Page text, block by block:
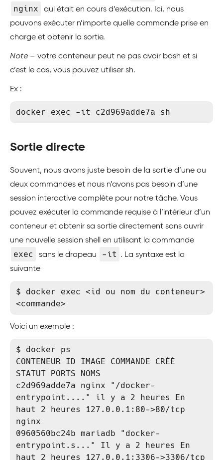
nginx
qui était en cours d’exécution. Ici, nous
pouvons exécuter n’importe quelle commande prise en
charge et obtenir la sortie.
Note– votre conteneur peut ne pas avoir bash et si
c’est le cas, vous pouvez utiliser sh.
Ex :
docker exec -it c2d969adde7a sh
Sortie directe
Souvent, nous avons juste besoin de la sortie d’une ou
deux commandes et nous n’avons pas besoin d’une
session interactive complète pour notre tâche. Vous
pouvez exécuter la commande requise à l’intérieur d’un
conteneur et obtenir sa sortie directement sans ouvrir
une nouvelle session shell en utilisant la commande
exec sans le drapeau -it
. La syntaxe est la
suivante
$ docker exec <id ou nom du conteneur>
<commande>
Voici un exemple :
$ docker ps
CONTENEUR ID IMAGE COMMANDE CRÉÉ
STATUT PORTS NOMS
c2d969adde7a nginx "/docker-
entrypoint...." il y a 2 heures En
haut 2 heures 127.0.0.1:80->80/tcp
nginx
0960560bc24b mariadb "docker-
entrypoint.s..." Il y a 2 heures En
haut 2 heures 127.0.0.1:3306->3306/tcp